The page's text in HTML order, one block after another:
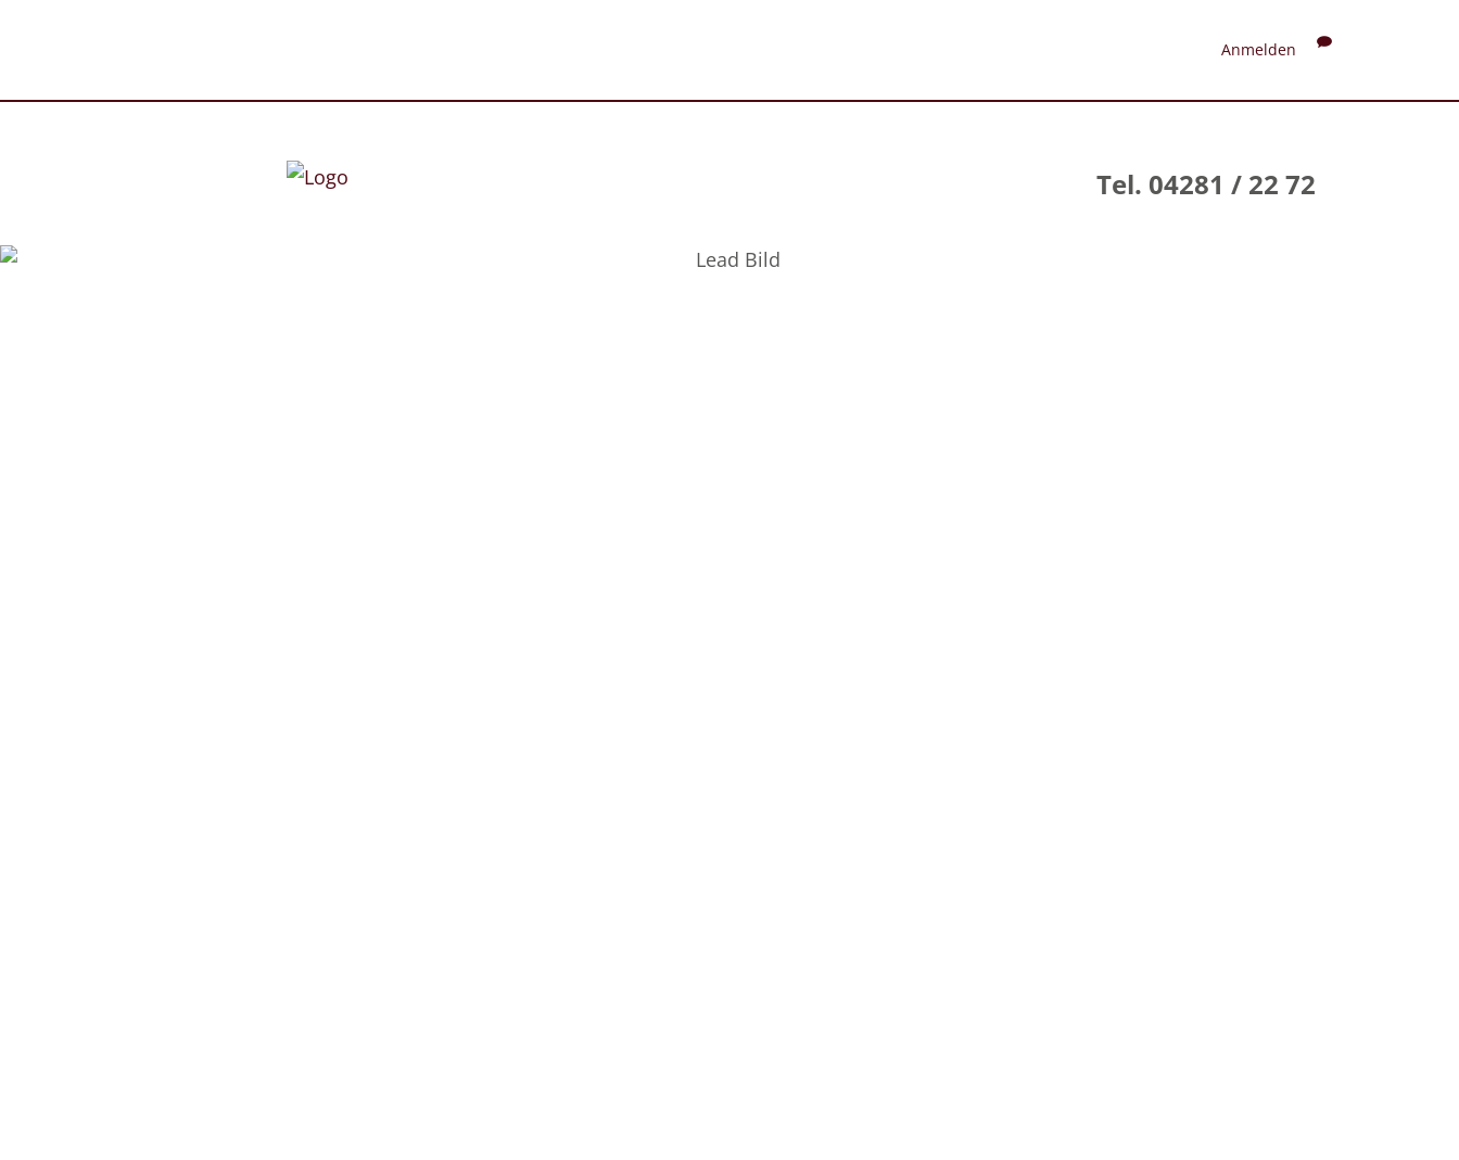
Anmelden
Tel. 04281 / 22 72